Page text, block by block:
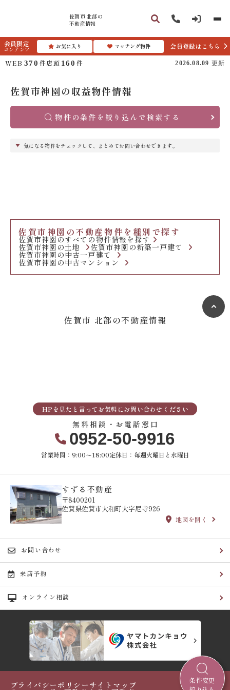
佐賀市 北部の
不動産情報
会員限定
コンテンツ お気に入り マッチング物件
会員登録はこちら
WEB 370 件店頭 160 件 2026.08.09 更新
佐賀市神園の収益物件情報
物件の条件を絞り込んで検索する
気になる物件をチェックして、まとめてお問い合わせできます。
佐賀市神園の不動産物件を種別で探す
佐賀市神園のすべての物件情報を探す
佐賀市神園の土地 佐賀市神園の新築一戸建て
佐賀市神園の中古一戸建て
佐賀市神園の中古マンション
条件変更
佐賀市 北部の不動産情報
HPを見たと言ってお気軽にお問い合わせください
無料相談・お電話窓口
0952-50-9916
営業時間：9:00〜18:00定休日：毎週火曜日と水曜日
すずる不動産
〒8400201
佐賀県佐賀市大和町大字尼寺926
地図を開く
お問い合わせ
来店予約
オンライン相談
プライバシーポリシーサイトマップ